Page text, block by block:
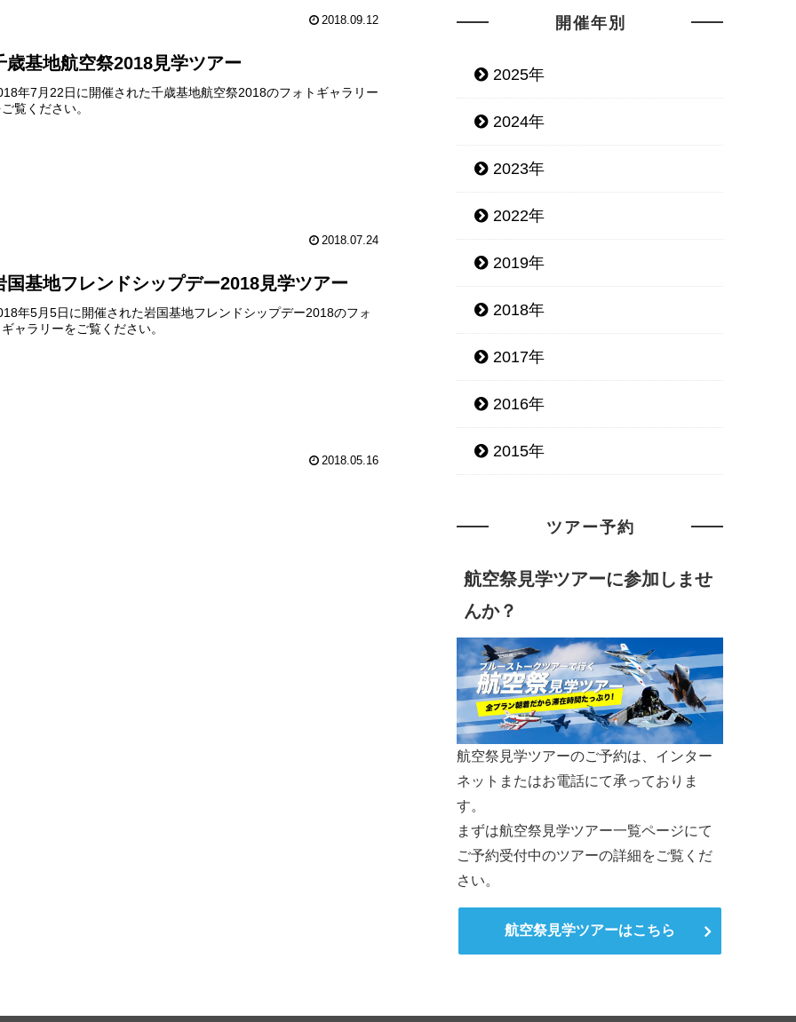
2018.09.12
歳基地航空祭2018見学ツアー
年7月22日に開催された千歳基地航空祭2018のフォトギャラリー
覧ください。
2018.07.24
国基地フレンドシップデー2018見学ツアー
年5月5日に開催された岩国基地フレンドシップデー2018のフォ
ャラリーをご覧ください。
2018.05.16
開催年別
2025年
2024年
2023年
2022年
2019年
2018年
2017年
2016年
2015年
ツアー予約
航空祭見学ツアーに参加しませ
んか？
航空祭見学ツアーのご予約は、インター
ネットまたはお電話にて承っておりま
す。
まずは航空祭見学ツアー一覧ページにて
ご予約受付中のツアーの詳細をご覧くだ
さい。
航空祭見学ツアーはこちら